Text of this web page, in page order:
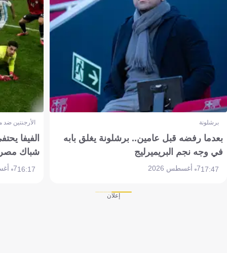
برشلونة
بعدما رفضه قبل عامين.. برشلونة يغلق بابه
في وجه نجم البريميرليج
17:477 أغسطس 2026
الأرجنتين
الفيفا
شباك
16:177 أغسطس 2026
إعلان